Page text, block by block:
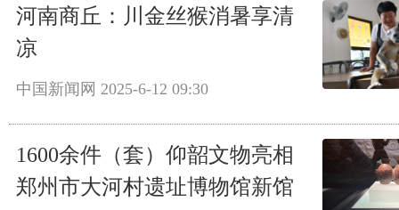
河南商丘：川金丝猴消暑享清
凉
中国新闻网 2025-6-12 09:30
1600余件（套）仰韶文物亮相
郑州市大河村遗址博物馆新馆